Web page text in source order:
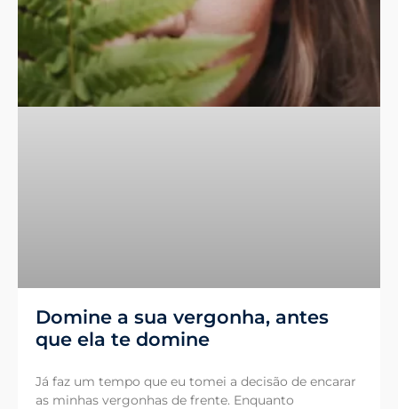
Domine a sua vergonha, antes
que ela te domine
Já faz um tempo que eu tomei a decisão de encarar
as minhas vergonhas de frente. Enquanto